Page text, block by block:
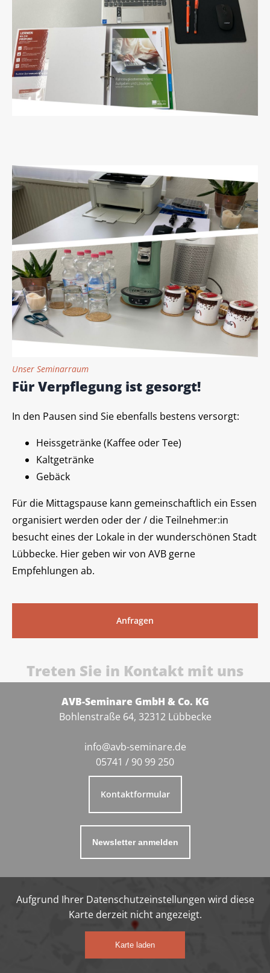
Unser Seminarraum
Für Verpflegung ist gesorgt!
In den Pausen sind Sie ebenfalls bestens versorgt:
Heissgetränke (Kaffee oder Tee)
Kaltgetränke
Gebäck
Für die Mittagspause kann gemeinschaftlich ein Essen
organisiert werden oder der / die Teilnehmer:in
besucht eines der Lokale in der wunderschönen Stadt
Lübbecke. Hier geben wir von AVB gerne
Empfehlungen ab.
Anfragen
Treten Sie in Kontakt mit uns
AVB-Seminare GmbH & Co. KG
Bohlenstraße 64, 32312 Lübbecke
info@avb-seminare.de
05741 / 90 99 250
Kontaktformular
Newsletter anmelden
Aufgrund Ihrer Datenschutzeinstellungen wird diese
Karte derzeit nicht angezeigt.
Karte laden